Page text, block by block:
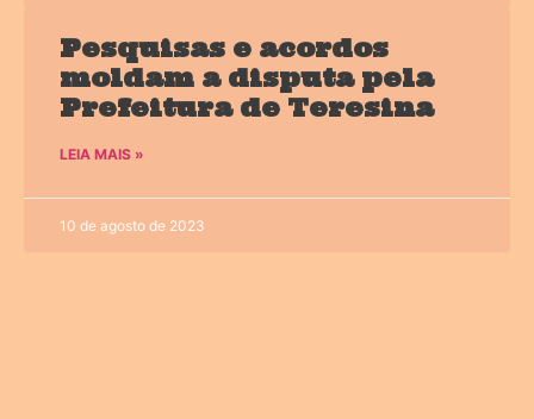
Pesquisas e acordos
moldam a disputa pela
Prefeitura de Teresina
LEIA MAIS »
10 de agosto de 2023